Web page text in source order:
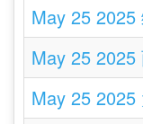
May 25 2025
May 25 2025
May 25 2025